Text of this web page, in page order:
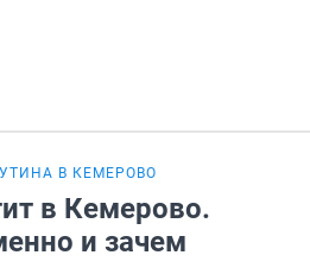
В КЕМЕРОВО
в Кемерово.
и зачем